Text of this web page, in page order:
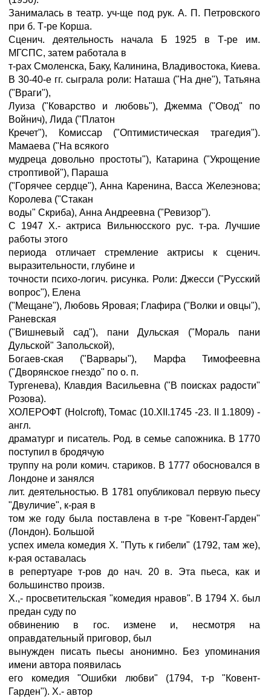
Занималась в театр. уч-ще под рук. А. П. Петровского
при б. Т-ре Корша.
Сценич. деятельность начала Б 1925 в Т-ре им.
МГСПС, затем работала в
т-рах Смоленска, Баку, Калинина, Владивостока, Киева.
В 30-40-е гг. сыграла роли: Наташа ("На дне"), Татьяна
("Враги"),
Луиза ("Коварство и любовь"), Джемма ("Овод" по
Войнич), Лида ("Платон
Кречет"), Комиссар ("Оптимистическая трагедия").
Мамаева ("На всякого
мудреца довольно простоты"), Катарина ("Укрощение
строптивой"), Параша
("Горячее сердце"), Анна Каренина, Васса Желеэнова;
Королева ("Стакан
воды" Скриба), Анна Андреевна ("Ревизор").
С 1947 X.- актриса Вильнюсского рус. т-ра. Лучшие
работы этого
периода отличает стремление актрисы к сценич.
выразительности, глубине и
точности психо-логич. рисунка. Роли: Джесси ("Русский
вопрос"), Елена
("Мещане"), Любовь Яровая; Глафира ("Волки и овцы"),
Раневская
("Вишневый сад"), пани Дульская ("Мораль пани
Дульской" Запольской),
Богаев-ская ("Варвары"), Марфа Тимофеевна
("Дворянское гнездо" по о. п.
Тургенева), Клавдия Васильевна ("В поисках радости"
Розова).
ХОЛЕРОФТ (Holcroft), Томас (10.XII.1745 -23. II 1.1809) -
англ.
драматург и писатель. Род. в семье сапожника. В 1770
поступил в бродячую
труппу на роли комич. стариков. В 1777 обосновался в
Лондоне и занялся
лит. деятельностью. В 1781 опубликовал первую пьесу
"Двуличие", к-рая в
том же году была поставлена в т-ре "Ковент-Гарден"
(Лондон). Большой
успех имела комедия X. "Путь к гибели" (1792, там же),
к-рая оставалась
в репертуаре т-ров до нач. 20 в. Эта пьеса, как и
большинство произв.
X.,- просветительская "комедия нравов". В 1794 X. был
предан суду по
обвинению в гос. измене и, несмотря на
оправдательный приговор, был
вынужден писать пьесы анонимно. Без упоминания
имени автора появилась
его комедия "Ошибки любви" (1794, т-р "Ковент-
Гарден"). X.- автор